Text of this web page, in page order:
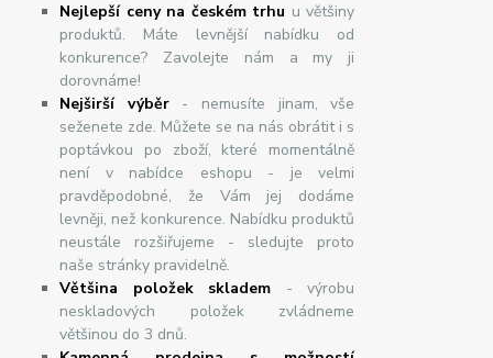
Nejlepší ceny na českém trhu u většiny
produktů. Máte levnější nabídku od
konkurence? Zavolejte nám a my ji
dorovnáme!
Nejširšívýběr- nemusíte jinam, vše
seženete zde. Můžete se na nás obrátit i s
poptávkou po zboží, které momentálně
není v nabídce eshopu - je velmi
pravděpodobné, že Vám jej dodáme
levněji, než konkurence. Nabídku produktů
neustále rozšiřujeme - sledujte proto
naše stránky pravidelně.
Většina položek skladem - výrobu
neskladových položek zvládneme
většinou do 3 dnů.